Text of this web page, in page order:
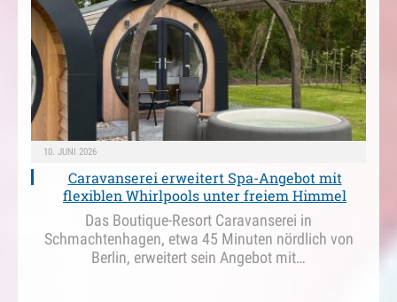
10. JUNI 2026
Caravanserei erweitert Spa-Angebot mit
flexiblen Whirlpools unter freiem Himmel
Das Boutique-Resort Caravanserei in
Schmachtenhagen, etwa 45 Minuten nördlich von
Berlin, erweitert sein Angebot mit…